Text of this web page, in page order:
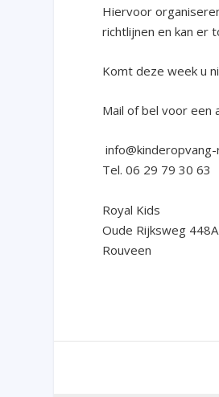
Hiervoor
richtlijnen en kan er
Komt deze week u
Mail of bel voor een
info@kinderopvang-
Tel. 06 29 79 30 63
Royal Kids
Oude Rijksweg 448A
Rouveen